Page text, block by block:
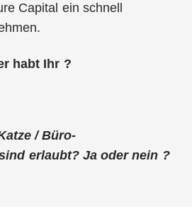
Capital ein schnell
habt Ihr ?
/ Büro-
erlaubt? Ja oder nein ?